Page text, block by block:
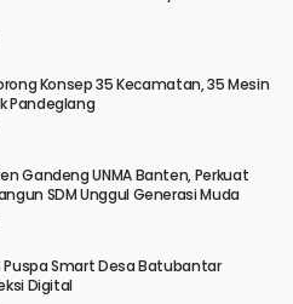
Konsep 35 Kecamatan, 35 Mesin
Pandeglang
Gandeng UNMA Banten, Perkuat
SDM Unggul Generasi Muda
Smart Desa Batubantar
Digital